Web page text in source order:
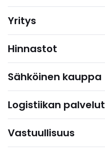
Yritys
Hinnastot
Sähköinen kauppa
Logistiikan palvelut
Vastuullisuus